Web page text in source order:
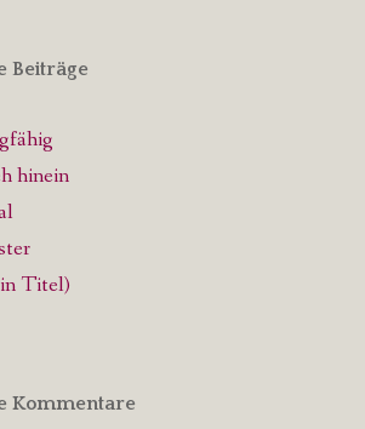
Beiträge
hinein
Titel)
Kommentare